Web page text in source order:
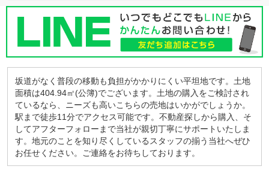
坂道がなく普段の移動も負担がかかりにくい平坦地です。土地
面積は404.94㎡(公簿)でございます。土地の購入をご検討され
ているなら、ニーズも高いこちらの売地はいかがでしょうか。
駅まで徒歩11分でアクセス可能です。不動産探しから購入、そ
してアフターフォローまで当社が親切丁寧にサポートいたしま
す。地元のことを知り尽くしているスタッフの揃う当社へぜひ
お任せください。ご連絡をお待ちしております。